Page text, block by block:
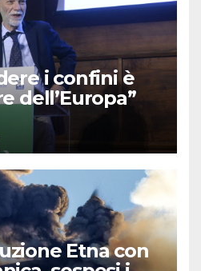
i confini è
dell’Europa”
Etna con